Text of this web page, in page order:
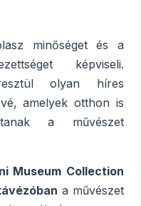
minőséget és a
képviseli.
olyan híres
amelyek otthon is
a művészet
Museum Collection
a művészet